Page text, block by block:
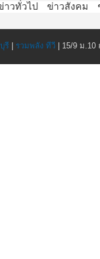
าวทั่วไป ข่าวสังคม
รี | รวมพลัง ทีวี | 15/9 ม.10